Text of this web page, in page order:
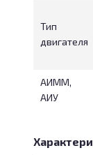
Тип
двигателя
АИММ,
АИУ